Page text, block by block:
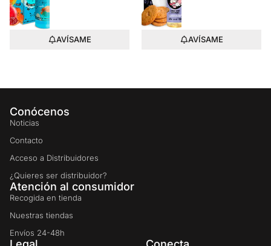
AVÍSAME AVÍSAME
Conócenos
Noticias
Contacto
Acceso a Distribuidores
¿Quieres ser distribuidor?
Atención al consumidor
Recogida en tienda
Nuestras tiendas
Envíos 24-48h